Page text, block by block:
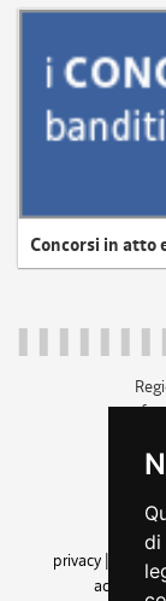
di
Concorsi in atto
c.f.
privacy
cookie